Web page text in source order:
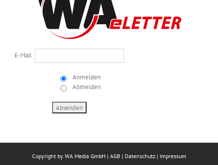
E-Mail
Anmelden
Abmelden
Copyright by WA Media GmbH | AGB| Datenschutz| Impressum